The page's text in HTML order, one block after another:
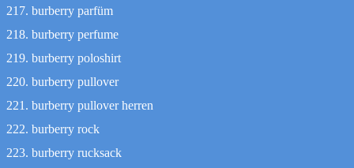
burberry parfüm
burberry perfume
burberry poloshirt
burberry pullover
burberry pullover herren
burberry rock
burberry rucksack